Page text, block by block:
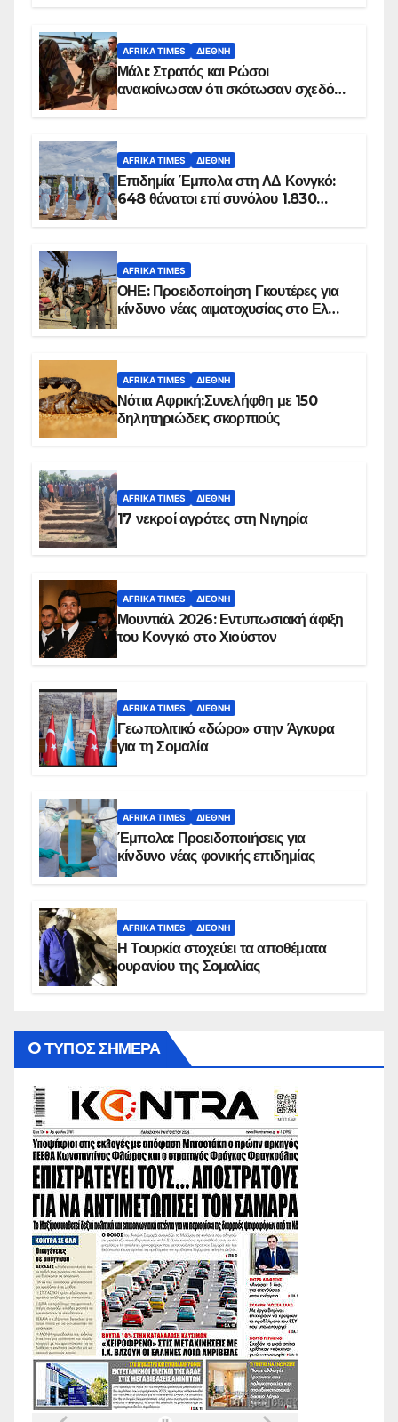
AFRIKA TIMES ΔΙΕΘΝΉ
Μάλι: Στρατός και Ρώσοι
ανακοίνωσαν ότι σκότωσαν σχεδόν
AFRIKA TIMES ΔΙΕΘΝΉ
Επιδημία Έμπολα στη ΛΔ Κονγκό:
648 θάνατοι επί συνόλου 1.830
AFRIKA TIMES
ΟΗΕ: Προειδοποίηση Γκουτέρες για
κίνδυνο νέας αιματοχυσίας στο Ελ
AFRIKA TIMES ΔΙΕΘΝΉ
Νότια Αφρική:Συνελήφθη με 150
δηλητηριώδεις σκορπιούς
AFRIKA TIMES ΔΙΕΘΝΉ
17 νεκροί αγρότες στη Νιγηρία
AFRIKA TIMES ΔΙΕΘΝΉ
Μουντιάλ 2026: Εντυπωσιακή άφιξη
του Κονγκό στο Χιούστον
AFRIKA TIMES ΔΙΕΘΝΉ
Γεωπολιτικό «δώρο» στην Άγκυρα
για τη Σομαλία
AFRIKA TIMES ΔΙΕΘΝΉ
Έμπολα: Προειδοποιήσεις για
κίνδυνο νέας φονικής επιδημίας
AFRIKA TIMES ΔΙΕΘΝΉ
Η Τουρκία στοχεύει τα αποθέματα
ουρανίου της Σομαλίας
O ΤΥΠΟΣ ΣΗΜΕΡΑ